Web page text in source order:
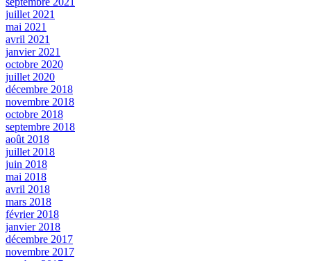
juillet 2021
mai 2021
avril 2021
janvier 2021
octobre 2020
juillet 2020
décembre 2018
novembre 2018
octobre 2018
septembre 2018
août 2018
juillet 2018
juin 2018
mai 2018
avril 2018
mars 2018
février 2018
janvier 2018
décembre 2017
novembre 2017